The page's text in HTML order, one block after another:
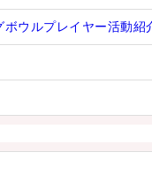
ボウルプレイヤー活動紹